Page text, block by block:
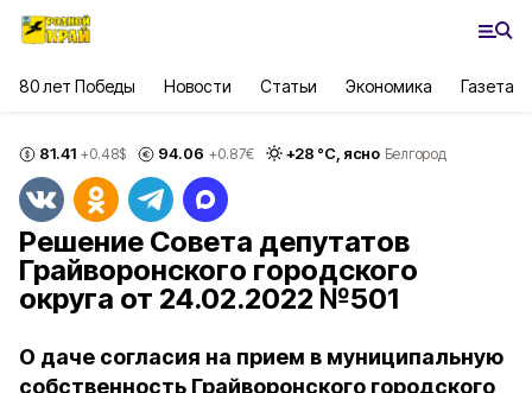
80 лет Победы Новости Статьи Экономика Газета
81.41 +0.48$ 94.06 +0.87€ +28 °С, ясно Белгород
Решение Совета депутатов
Грайворонского городского
округа от 24.02.2022 №501
О даче согласия на прием в муниципальную
собственность Грайворонского городского